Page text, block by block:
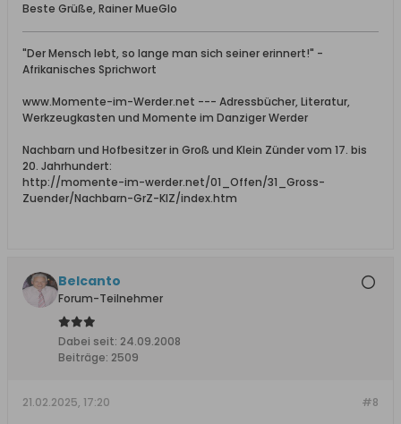
Beste Grüße, Rainer MueGlo
"Der Mensch lebt, so lange man sich seiner erinnert!" -
Afrikanisches Sprichwort
www.Momente-im-Werder.net --- Adressbücher, Literatur,
Werkzeugkasten und Momente im Danziger Werder
Nachbarn und Hofbesitzer in Groß und Klein Zünder vom 17. bis
20. Jahrhundert:
http://momente-im-werder.net/01_Offen/31_Gross-
Zuender/Nachbarn-GrZ-KlZ/index.htm
Belcanto
Forum-Teilnehmer
Dabei seit: 24.09.2008
Beiträge: 2509
#8
21.02.2025, 17:20